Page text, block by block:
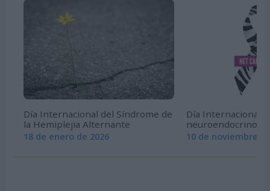
Día Internacional del Síndrome de
la Hemiplejia Alternante
18 de enero de 2026
Día Internacional
neuroendocrino
10 de noviembre